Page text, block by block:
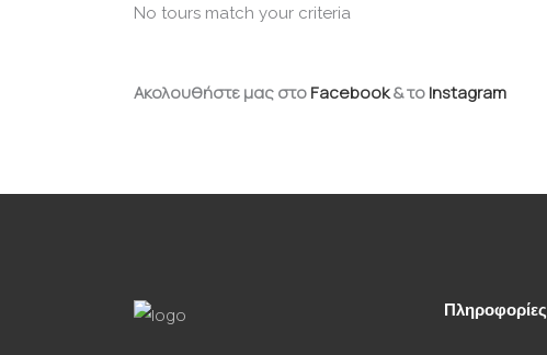
No tours match your criteria
Ακολουθήστε μας στοFacebook& τοInstagram
Πληροφορίες